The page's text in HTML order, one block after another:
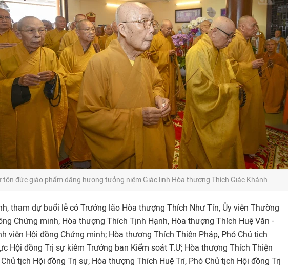
tôn đức giáo phẩm dâng hương tưởng niệm Giác linh Hòa thượng Thích Giác Khánh
tham dự buổi lễ có Trưởng lão Hòa thượng Thích Như Tín, Ủy viên Thường
Chứng minh; Hòa thượng Thích Tịnh Hạnh, Hòa thượng Thích Huệ Văn -
viên Hội đồng Chứng minh; Hòa thượng Thích Thiện Pháp, Phó Chủ tịch
Hội đồng Trị sự kiêm Trưởng ban Kiểm soát T.Ư; Hòa thượng Thích Thiện
tịch Hội đồng Trị sự; Hòa thượng Thích Huệ Trí, Phó Chủ tịch Hội đồng Trị